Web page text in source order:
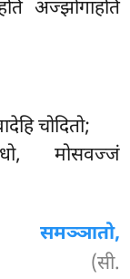
अज्झोगाहति
चोदितो;
मोसवज्जं
(सी.